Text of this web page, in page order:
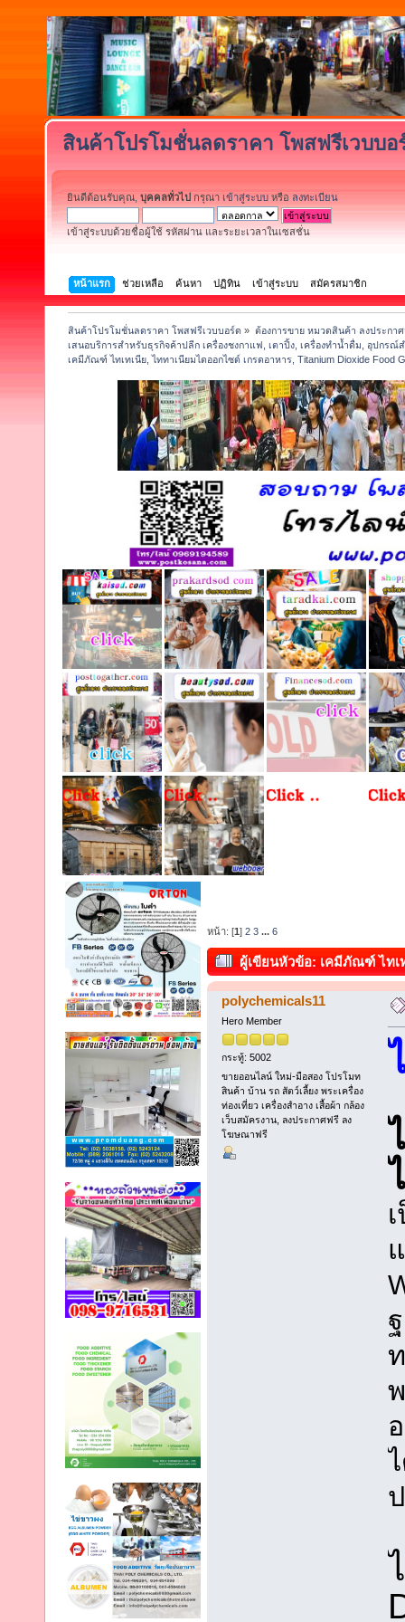
สินค้าโปรโมชั่นลดราคา โพสฟรีเวบบอ
ยินดีต้อนรับคุณ, บุคคลทั่วไป กรุณา เข้าสู่ระบบ หรือ ลงทะเบียน
เข้าสู่ระบบด้วยชื่อผู้ใช้ รหัสผ่าน และระยะเวลาในเซสชั่น
หน้าแรก ช่วยเหลือ ค้นหา ปฏิทิน เข้าสู่ระบบ สมัครสมาชิก
สินค้าโปรโมชั่นลดราคา โพสฟรีเวบบอร์ด » ต้องการขาย หมวดสินค้า ลงประกา
เสนอบริการสำหรับธุรกิจค้าปลีก เครื่องชงกาแฟ, เตาปิ้ง, เครื่องทำน้ำดื่ม, อุปกรณ์
เคมีภัณฑ์ ไทเทเนีย, ไททาเนียมไดออกไซด์ เกรดอาหาร, Titanium Dioxide Food
หน้า: [1 ] 2 3 ... 6
ผู้เขียนหัวข้อ: เคมีภัณฑ์ ไทเ
polychemicals11
Hero Member
กระทู้: 5002
ขายออนไลน์ ใหม่-มือสอง โปรโมท
สินค้า บ้าน รถ สัตว์เลี้ยง พระเครื่อง
ท่องเที่ยว เครื่องสำอาง เสื้อผ้า กล้อง
เว็บสมัครงาน, ลงประกาศฟรี ลง
โฆษณาฟรี